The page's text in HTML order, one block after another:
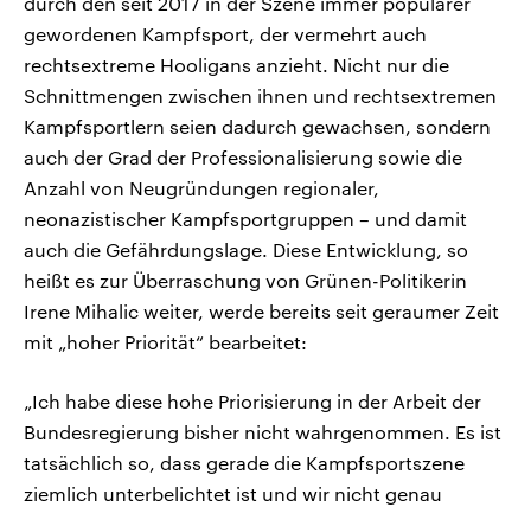
gewordenen Kampfsport, der vermehrt auch
rechtsextreme Hooligans anzieht. Nicht nur die
Schnittmengen zwischen ihnen und rechtsextremen
Kampfsportlern seien dadurch gewachsen, sondern
auch der Grad der Professionalisierung sowie die
Anzahl von Neugründungen regionaler,
neonazistischer Kampfsportgruppen – und damit
auch die Gefährdungslage. Diese Entwicklung, so
heißt es zur Überraschung von Grünen-Politikerin
Irene Mihalic weiter, werde bereits seit geraumer Zeit
mit „hoher Priorität“ bearbeitet:
„Ich habe diese hohe Priorisierung in der Arbeit der
Bundesregierung bisher nicht wahrgenommen. Es ist
tatsächlich so, dass gerade die Kampfsportszene
ziemlich unterbelichtet ist und wir nicht genau